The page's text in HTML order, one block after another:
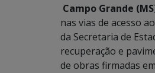
Campo Grande
nas vias de acesso
da Secretaria de
recuperação e
de obras firmadas